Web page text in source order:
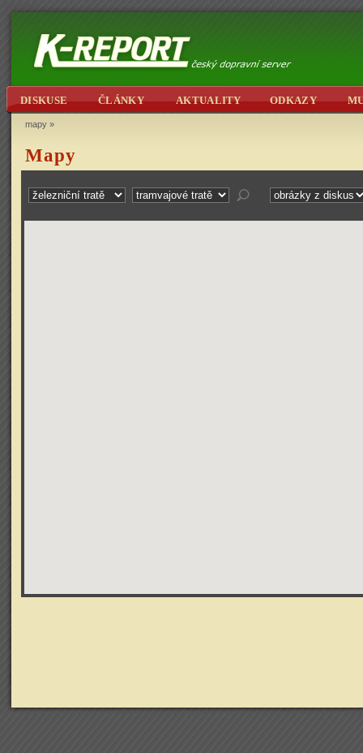
DISKUSE ČLÁNKY AKTUALITY ODKAZY
mapy »
Mapy